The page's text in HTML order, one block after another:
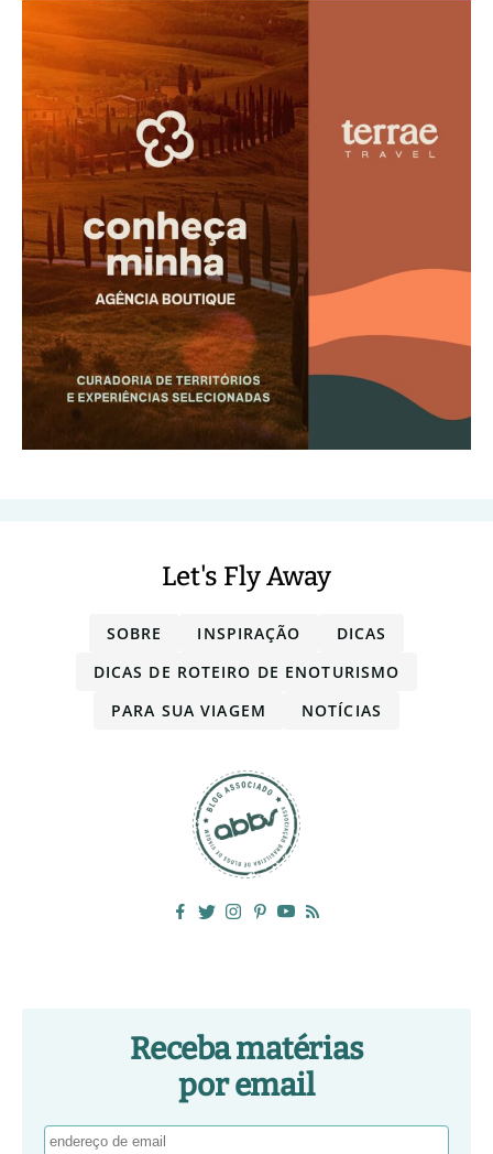
Let's Fly Away
SOBRE INSPIRAÇÃO
DICAS
DICAS DE ROTEIRO DE ENOTURISMO
PARA SUA VIAGEM
NOTÍCIAS
Receba matérias
por email